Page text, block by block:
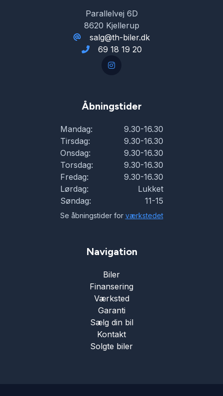
USB tilslutning
Parallelvej 6D
8620 Kjellerup
salg@th-biler.dk
69 18 19 20
Åbningstider
Mandag:
9.30-16.30
Tirsdag:
9.30-16.30
Onsdag:
9.30-16.30
Torsdag:
9.30-16.30
Fredag:
9.30-16.30
Lørdag:
Lukket
Søndag:
11-15
Se åbningstider for værkstedet
Navigation
Biler
Finansering
Værksted
Garanti
Sælg din bil
Kontakt
Solgte biler